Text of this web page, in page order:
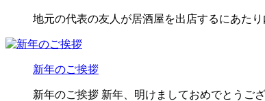
地元の代表の友人が居酒屋を出店するにあた
新年のご挨拶
新年のご挨拶 新年、明けましておめでとうご